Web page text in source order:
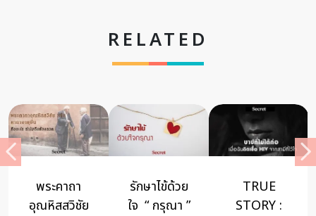
RELATED
“ศิลปะกระจก”
ความงดงาม
5 วิธี ตั้งสติ
เพื่อรับมือกับ ”
True Story :
คืนนั้นกับ…